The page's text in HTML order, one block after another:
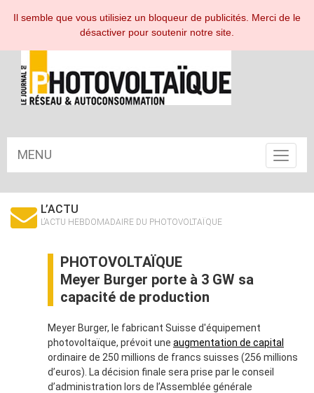
ESPACE ABONNÉ
MENU
Toggle
L’ACTU
L’ACTU HEBDOMADAIRE DU PHOTOVOLTAÏQUE
PHOTOVOLTAÏQUE
Meyer Burger porte à 3 GW sa
capacité de production
Meyer Burger, le fabricant Suisse d'équipement
photovoltaïque, prévoit une augmentation de capital
ordinaire de 250 millions de francs suisses (256 millions
d’euros). La décision finale sera prise par le conseil
d’administration lors de l’Assemblée générale
Il semble que vous utilisiez un bloqueur de publicités. Merci de le
désactiver pour soutenir notre site.